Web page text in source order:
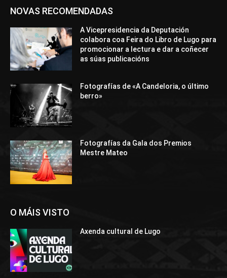
NOVAS RECOMENDADAS
A Vicepresidencia da Deputación
colabora coa Feira do Libro de Lugo para
promocionar a lectura e dar a coñecer
as súas publicacións
Fotografías de «A Candeloria, o último
berro»
Fotografías da Gala dos Premios
Mestre Mateo
O MÁIS VISTO
Axenda cultural de Lugo